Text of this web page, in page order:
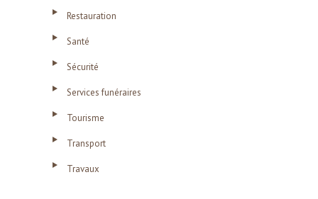
Restauration
Santé
Sécurité
Services funéraires
Tourisme
Transport
Travaux